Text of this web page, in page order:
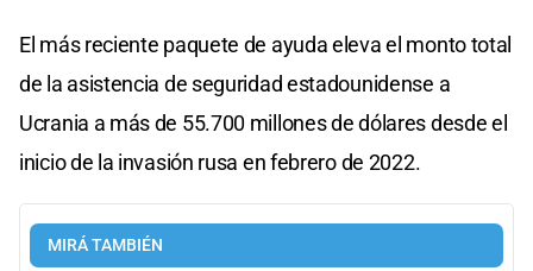
El más reciente paquete de ayuda eleva el monto total
de la asistencia de seguridad estadounidense a
Ucrania a más de 55.700 millones de dólares desde el
inicio de la invasión rusa en febrero de 2022.
MIRÁ TAMBIÉN